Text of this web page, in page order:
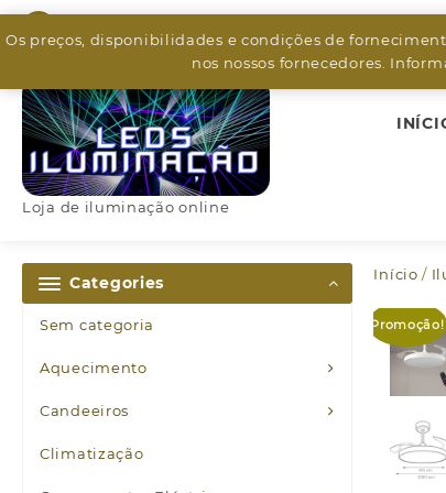
Os preços, disponibilidades e condições de
nos nossos fornecedores.
Skip
to
Loja de iluminação online
Categories
Sem categoria
Aquecimento
Candeeiros
Climatização
Início /
Promoção!